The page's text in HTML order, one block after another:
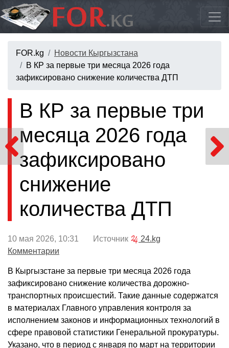
FOR.kg
Новости Кыргызстана
В КР за первые три месяца 2026 года
зафиксировано снижение количества ДТП
В КР за первые три
месяца 2026 года
зафиксировано
снижение
количества ДТП
10 мая 2026, 10:31 Источник
24.kg
Комментарии
В Кыргызстане за первые три месяца 2026 года
зафиксировано снижение количества дорожно-
транспортных происшестий. Такие данные содержатся
в материалах Главного управления контроля за
исполнением законов и информационных технологий в
сфере правовой статистики Генеральной прокуратуры.
Указано, что в период с января по март на территории